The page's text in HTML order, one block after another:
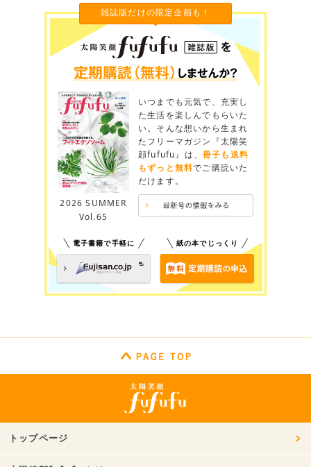
雑誌版だけの限定企画も！
2026 SUMMER
Vol.65
いつまでも元気で、充実し
た生活を楽しんでもらいた
い。そんな想いから生まれ
たフリーマガジン『太陽笑
顔fufufu』は、 冊子も送料
もずっと無料でご購読いた
だけます。
電子書籍で手軽に 紙の本でじっくり
トップページ